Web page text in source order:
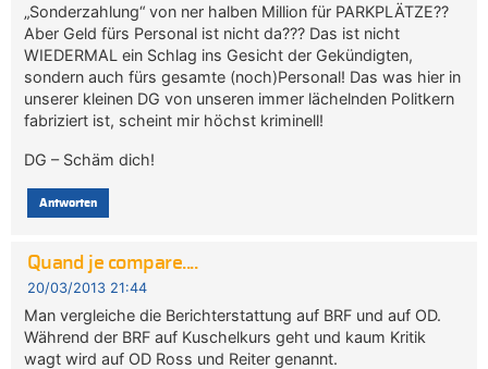
„Sonderzahlung“ von ner halben Million für PARKPLÄTZE??
Aber Geld fürs Personal ist nicht da??? Das ist nicht
WIEDERMAL ein Schlag ins Gesicht der Gekündigten,
sondern auch fürs gesamte (noch)Personal! Das was hier in
unserer kleinen DG von unseren immer lächelnden Politkern
fabriziert ist, scheint mir höchst kriminell!
DG – Schäm dich!
Antworten
Quand je compare....
20/03/2013 21:44
Man vergleiche die Berichterstattung auf BRF und auf OD.
Während der BRF auf Kuschelkurs geht und kaum Kritik
wagt wird auf OD Ross und Reiter genannt.